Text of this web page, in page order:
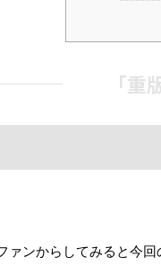
「
ァンからしてみると今